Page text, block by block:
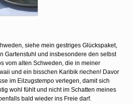
siehe mein gestriges Glückspaket,
Gartenstuhl und insbesondere den selbst
vom alten Schweden, die in meiner
und ein bisschen Karibik riechen! Davor
im Eilzugstempo verlegen, damit sich
wohl fühlt und nicht im Schatten meines
bald wieder ins Freie darf.